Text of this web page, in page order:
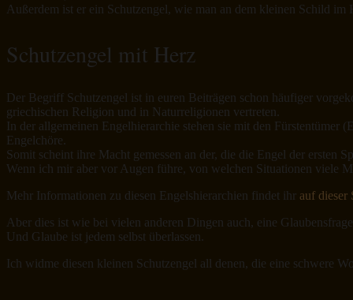
Außerdem ist er ein Schutzengel, wie man an dem kleinen Schild im
Schutzengel mit Herz
Der Begriff Schutzengel ist in euren Beiträgen schon häufiger
griechischen Religion und in Naturreligionen vertreten.
In der allgemeinen Engelhierarchie stehen sie mit den Fürstentümer
Engelchöre.
Somit scheint ihre Macht gemessen an der, die die Engel der ersten
Wenn ich mir aber vor Augen führe, von welchen Situationen viele
Mehr Informationen zu diesen Engelshierarchien findet ihr auf dieser
Aber dies ist wie bei vielen anderen Dingen auch, eine
Und Glaube ist jedem selbst überlassen.
Ich widme diesen kleinen Schutzengel all denen, die eine schwere